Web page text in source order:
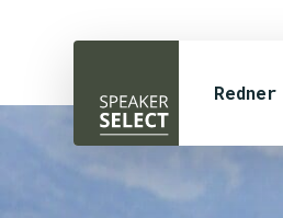
Redner